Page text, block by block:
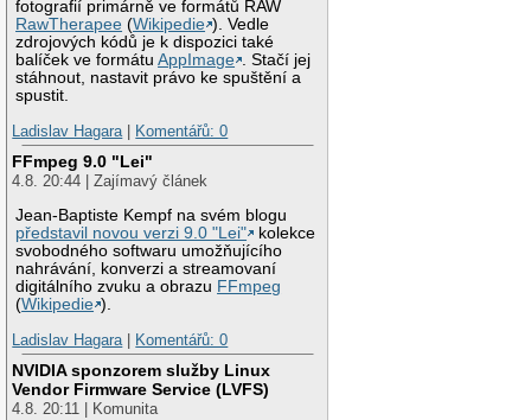
fotografií primárně ve formátů RAW
RawTherapee (Wikipedie ). Vedle
zdrojových kódů je k dispozici také
balíček ve formátuAppImage . Stačí jej
stáhnout, nastavit právo ke spuštění a
spustit.
Ladislav Hagara
Komentářů: 0
FFmpeg 9.0 "Lei"
4.8. 20:44 | Zajímavý článek
Jean-Baptiste Kempf na svém blogu
představil novou verzi 9.0 "Lei"
kolekce
svobodného softwaru umožňujícího
nahrávání, konverzi a streamovaní
digitálního zvuku a obrazu FFmpeg
(Wikipedie ).
Ladislav Hagara
Komentářů: 0
NVIDIA sponzorem služby Linux
Vendor Firmware Service (LVFS)
4.8. 20:11 | Komunita